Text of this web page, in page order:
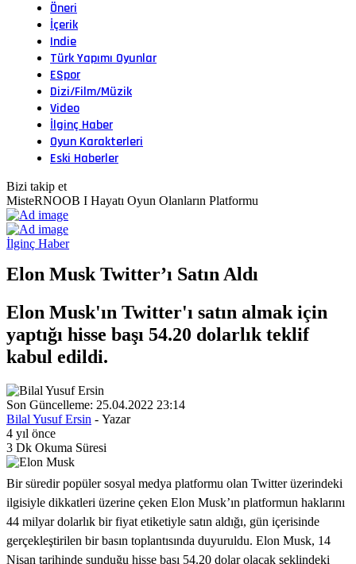
Öneri
İçerik
Indie
Türk Yapımı Oyunlar
ESpor
Dizi/Film/Müzik
Video
İlginç Haber
Oyun Karakterleri
Eski Haberler
Bizi takip et
MisteRNOOB I Hayatı Oyun Olanların Platformu
İlginç Haber
Elon Musk Twitter’ı Satın Aldı
Elon Musk'ın Twitter'ı satın almak için
yaptığı hisse başı 54.20 dolarlık teklif
kabul edildi.
Son Güncelleme: 25.04.2022 23:14
Bilal Yusuf Ersin - Yazar
4 yıl önce
3 Dk Okuma Süresi
Bir süredir popüler sosyal medya platformu olan Twitter üzerindeki
ilgisiyle dikkatleri üzerine çeken Elon Musk’ın platformun haklarını
44 milyar dolarlık bir fiyat etiketiyle satın aldığı, gün içerisinde
gerçekleştirilen bir basın toplantısında duyuruldu. Elon Musk, 14
Nisan tarihinde sunduğu hisse başı 54.20 dolar olacak şeklindeki